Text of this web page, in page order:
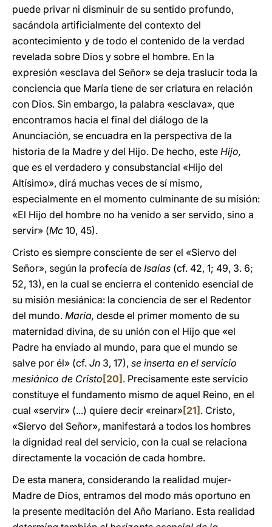
puede privar ni disminuir de su sentido profundo,
sacándola artificialmente del contexto del
acontecimiento y de todo el contenido de la verdad
revelada sobre Dios y sobre el hombre. En la
expresión «esclava del Señor» se deja traslucir toda la
conciencia que María tiene de ser criatura en relación
con Dios. Sin embargo, la palabra «esclava», que
encontramos hacia el final del diálogo de la
Anunciación, se encuadra en la perspectiva de la
historia de la Madre y del Hijo. De hecho, este Hijo,
que es el verdadero y consubstancial «Hijo del
Altísimo», dirá muchas veces de sí mismo,
especialmente en el momento culminante de su misión:
«El Hijo del hombre no ha venido a ser servido, sino a
servir» (Mc 10, 45).
Cristo es siempre consciente de ser el «Siervo del
Señor», según la profecía de Isaías (cf. 42, 1; 49, 3. 6;
52, 13), en la cual se encierra el contenido esencial de
su misión mesiánica: la conciencia de ser el Redentor
del mundo. María, desde el primer momento de su
maternidad divina, de su unión con el Hijo que «el
Padre ha enviado al mundo, para que el mundo se
salve por él» (cf. Jn 3, 17), se inserta en el servicio
mesiánico de Cristo [20] . Precisamente este servicio
constituye el fundamento mismo de aquel Reino, en el
cual «servir» (...) quiere decir «reinar»[21] . Cristo,
«Siervo del Señor», manifestará a todos los hombres
la dignidad real del servicio, con la cual se relaciona
directamente la vocación de cada hombre.
De esta manera, considerando la realidad mujer-
Madre de Dios, entramos del modo más oportuno en
la presente meditación del Año Mariano. Esta realidad